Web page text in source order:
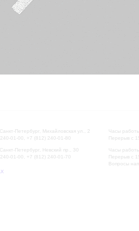
Петербург, Михайловская ул., 2
01-00, +7 (812) 240-01-80
Петербург, Невский пр., 30
01-00, +7 (812) 240-01-70
Часы
Перерыв с
Часы
Перерыв с
Вопросы